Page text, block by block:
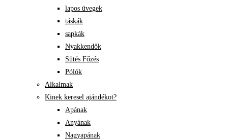
lapos üvegek
táskák
sapkák
Nyakkendők
Sütés Főzés
Pólók
Alkalmak
Kinek keresel ajándékot?
Apának
Anyának
Nagyapának